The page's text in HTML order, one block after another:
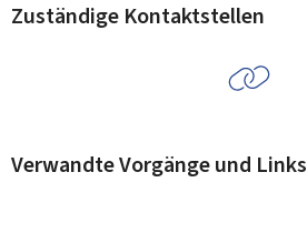
Zuständige Kontaktstellen
Verwandte Vorgänge und Links